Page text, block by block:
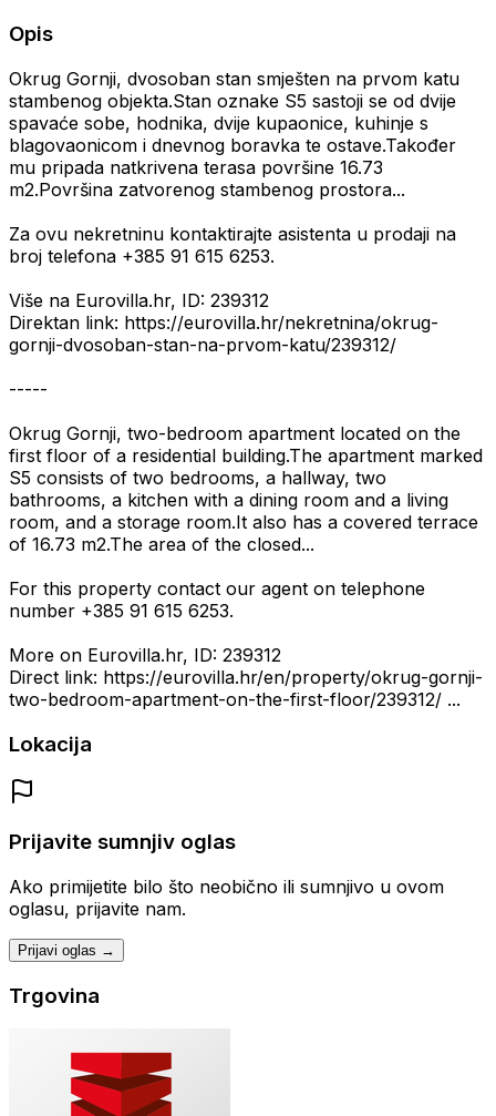
Opis
Okrug Gornji, dvosoban stan smješten na prvom katu
stambenog objekta.Stan oznake S5 sastoji se od dvije
spavaće sobe, hodnika, dvije kupaonice, kuhinje s
blagovaonicom i dnevnog boravka te ostave.Također
mu pripada natkrivena terasa površine 16.73
m2.Površina zatvorenog stambenog prostora...
Za ovu nekretninu kontaktirajte asistenta u prodaji na
broj telefona +385 91 615 6253.
Više na Eurovilla.hr, ID: 239312
Direktan link: https://eurovilla.hr/nekretnina/okrug-
gornji-dvosoban-stan-na-prvom-katu/239312/
-----
Okrug Gornji, two-bedroom apartment located on the
first floor of a residential building.The apartment marked
S5 consists of two bedrooms, a hallway, two
bathrooms, a kitchen with a dining room and a living
room, and a storage room.It also has a covered terrace
of 16.73 m2.The area of the closed...
For this property contact our agent on telephone
number +385 91 615 6253.
More on Eurovilla.hr, ID: 239312
Direct link: https://eurovilla.hr/en/property/okrug-gornji-
two-bedroom-apartment-on-the-first-floor/239312/ ...
Lokacija
Prijavite sumnjiv oglas
Ako primijetite bilo što neobično ili sumnjivo u ovom
oglasu, prijavite nam.
Prijavi oglas →
Trgovina